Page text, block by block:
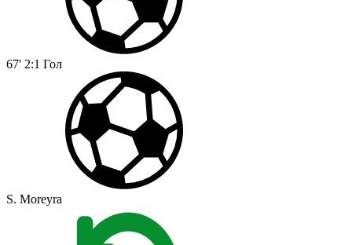
67' 2:1 Гол
S. Moreyra